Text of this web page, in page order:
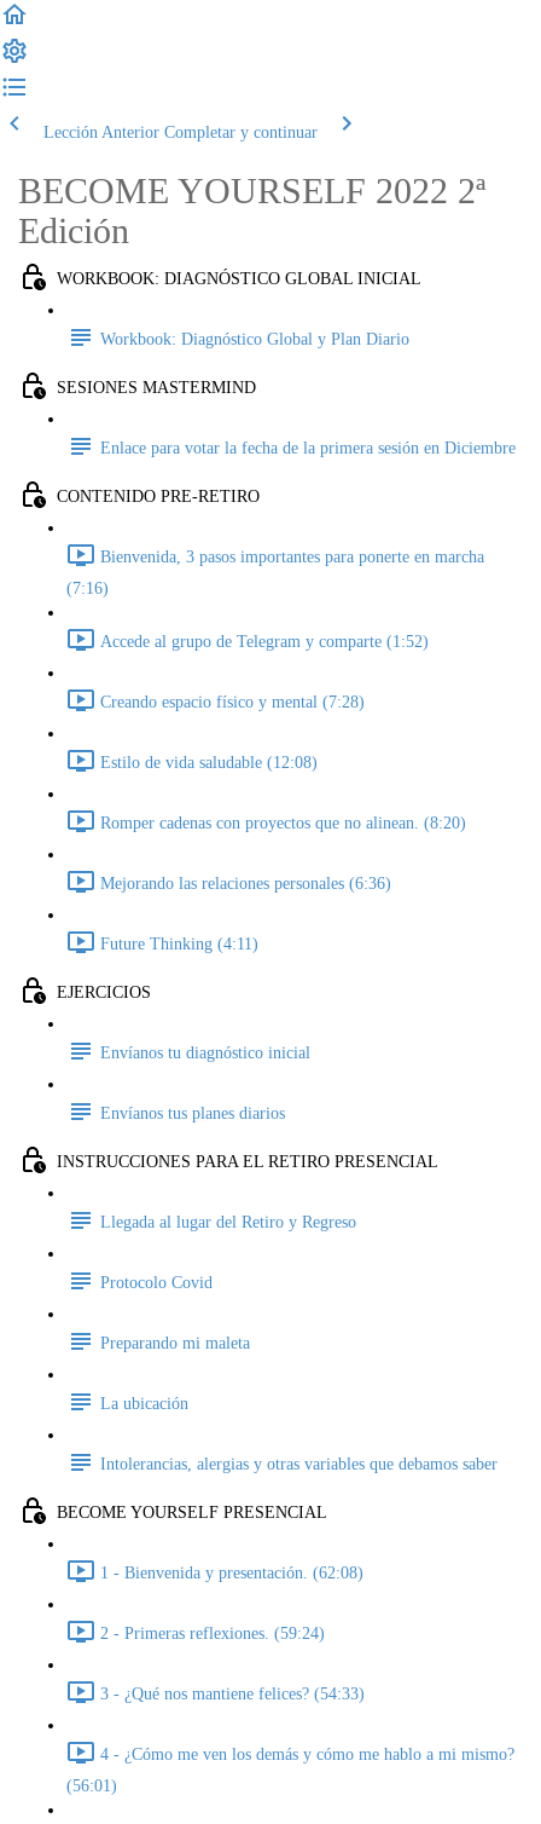
Lección Anterior Completar y continuar
BECOME YOURSELF 2022 2ª
Edición
WORKBOOK: DIAGNÓSTICO GLOBAL INICIAL
Workbook: Diagnóstico Global y Plan Diario
SESIONES MASTERMIND
Enlace para votar la fecha de la primera sesión en Diciembre
CONTENIDO PRE-RETIRO
Bienvenida, 3 pasos importantes para ponerte en marcha
(7:16)
Accede al grupo de Telegram y comparte (1:52)
Creando espacio físico y mental (7:28)
Estilo de vida saludable (12:08)
Romper cadenas con proyectos que no alinean. (8:20)
Mejorando las relaciones personales (6:36)
Future Thinking (4:11)
EJERCICIOS
Envíanos tu diagnóstico inicial
Envíanos tus planes diarios
INSTRUCCIONES PARA EL RETIRO PRESENCIAL
Llegada al lugar del Retiro y Regreso
Protocolo Covid
Preparando mi maleta
La ubicación
Intolerancias, alergias y otras variables que debamos saber
BECOME YOURSELF PRESENCIAL
1 - Bienvenida y presentación. (62:08)
2 - Primeras reflexiones. (59:24)
3 - ¿Qué nos mantiene felices? (54:33)
4 - ¿Cómo me ven los demás y cómo me hablo a mi mismo?
(56:01)